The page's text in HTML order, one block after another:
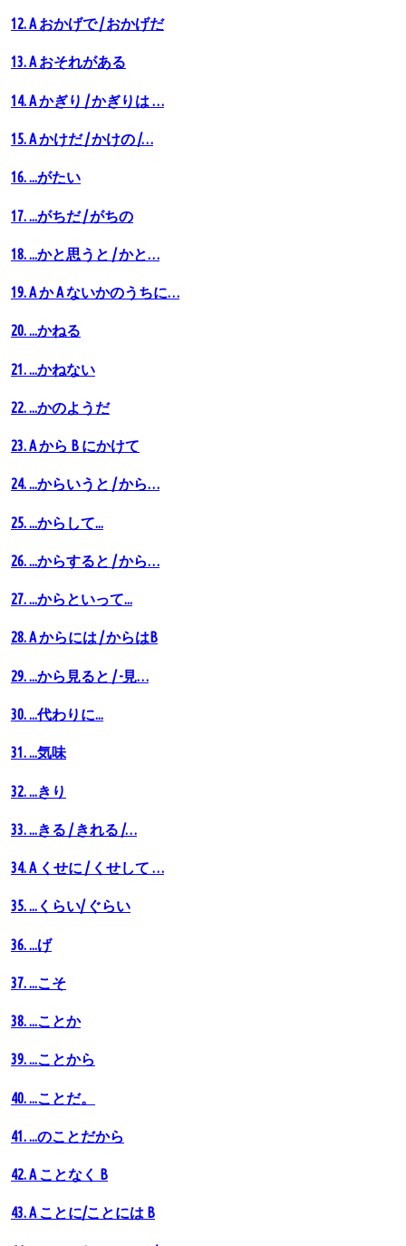
12. A おかげで / おかげだ
13. A おそれがある
14. A かぎり / かぎりは …
15. A かけだ / かけの /…
16. ...がたい
17. ...がちだ / がちの
18. ...かと思うと / かと…
19. A か A ないかのうちに…
20. ...かねる
21. ...かねない
22. ...かのようだ
23. A から B にかけて
24. ...からいうと / から…
25. ...からして...
26. ...からすると / から…
27. ...からといって...
28. A からには / からはB
29. ...から見ると / -見…
30. ...代わりに...
31. ...気味
32. ...きり
33. ...きる / きれる /…
34. A くせに / くせして …
35. ...くらい/ ぐらい
36. ...げ
37. ...こそ
38. ...ことか
39. ...ことから
40. ...ことだ。
41. ...のことだから
42. A ことなく B
43. A ことに/ことには B